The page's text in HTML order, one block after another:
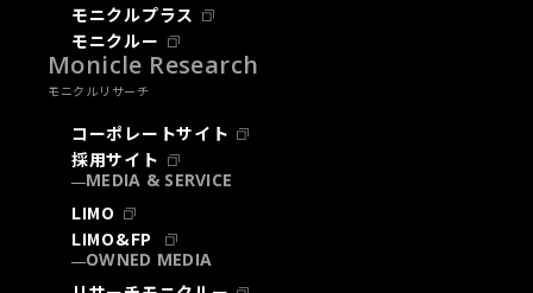
モニクルプラス
モニクルー
Monicle Research
モニクルリサーチ
コーポレートサイト
採用サイト
MEDIA & SERVICE
LIMO
LIMO&FP
OWNED MEDIA